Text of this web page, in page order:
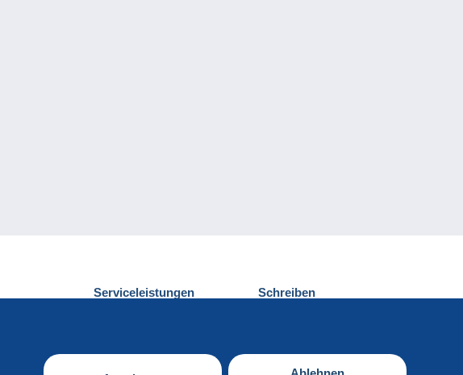
Serviceleistungen Schreiben